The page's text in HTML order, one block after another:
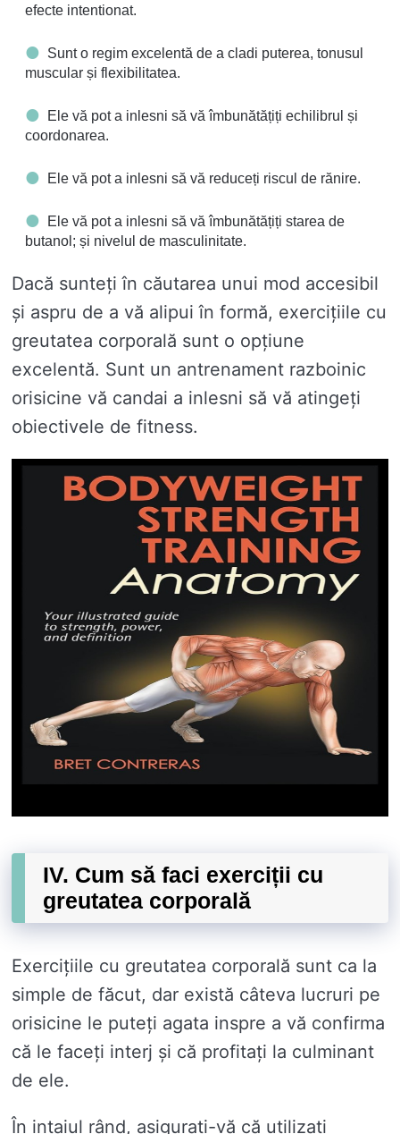
efecte intentionat.
Sunt o regim excelentă de a cladi puterea, tonusul
muscular și flexibilitatea.
Ele vă pot a inlesni să vă îmbunătățiți echilibrul și
coordonarea.
Ele vă pot a inlesni să vă reduceți riscul de rănire.
Ele vă pot a inlesni să vă îmbunătățiți starea de
butanol; și nivelul de masculinitate.
Dacă sunteți în căutarea unui mod accesibil
și aspru de a vă alipui în formă, exercițiile cu
greutatea corporală sunt o opțiune
excelentă. Sunt un antrenament razboinic
orisicine vă candai a inlesni să vă atingeți
obiectivele de fitness.
IV. Cum să faci exerciții cu
greutatea corporală
Exercițiile cu greutatea corporală sunt ca la
simple de făcut, dar există câteva lucruri pe
orisicine le puteți agata inspre a vă confirma
că le faceți interj și că profitați la culminant
de ele.
În intaiul rând, asigurați-vă că utilizați